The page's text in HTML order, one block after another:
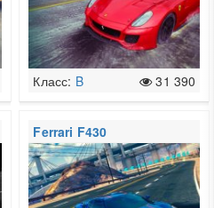
Класс: B 31 390
Ferrari F430